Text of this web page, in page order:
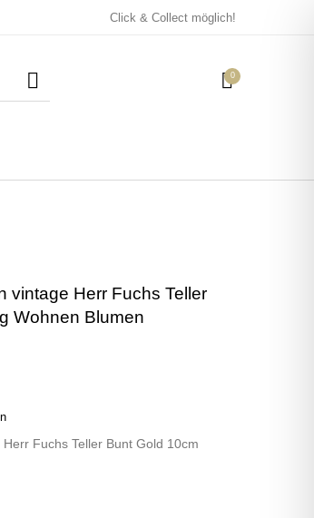
Click & Collect möglich!
0
vintage Herr Fuchs Teller
Wohnen Blumen
Fuchs Teller Bunt Gold 10cm